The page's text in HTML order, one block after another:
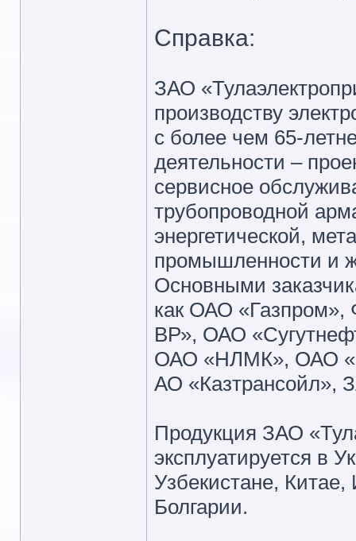
Справка:
ЗАО
производству
с более чем 65-
деятельности –
сервисное
трубопроводной
энергетической,
промышленности и
Основными
как ОАО «Газпром»,
ВР», ОАО
ОАО «НЛМК», ОАО
АО «Казтрансойл»,
Продукция ЗАО
эксплуатируется в
Узбекистане,
Болгарии.